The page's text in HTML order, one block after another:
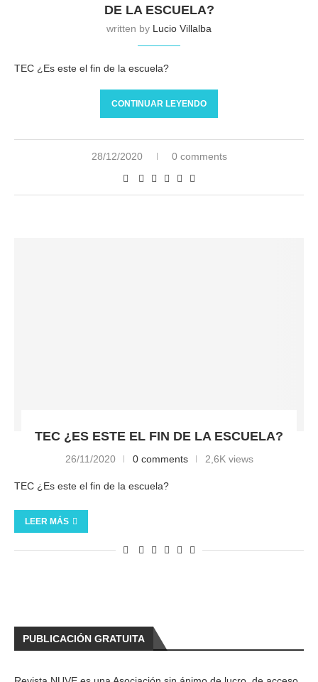
DE LA ESCUELA?
written by Lucio Villalba
TEC ¿Es este el fin de la escuela?
CONTINUAR LEYENDO
28/12/2020 0 comments
TEC ¿ES ESTE EL FIN DE LA ESCUELA?
26/11/2020 0 comments 2,6K views
TEC ¿Es este el fin de la escuela?
LEER MÁS
PUBLICACIÓN GRATUITA